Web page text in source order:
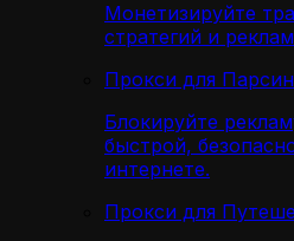
Монетизируйте
стратегий и
Прокси для
Блокируйте
быстрой,
интернете.
Прокси для